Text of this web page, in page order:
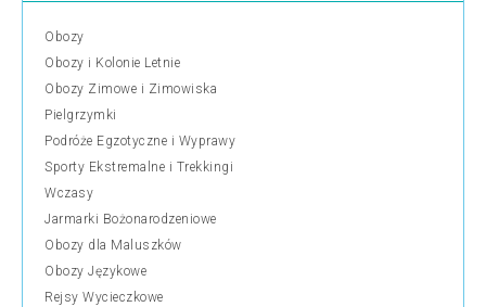
Obozy
Obozy i Kolonie Letnie
Obozy Zimowe i Zimowiska
Pielgrzymki
Podróże Egzotyczne i Wyprawy
Sporty Ekstremalne i Trekkingi
Wczasy
Jarmarki Bożonarodzeniowe
Obozy dla Maluszków
Obozy Językowe
Rejsy Wycieczkowe